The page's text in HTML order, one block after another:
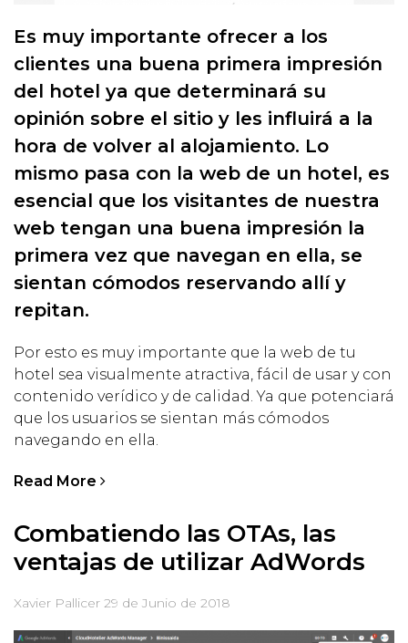
Es muy importante ofrecer a los
clientes una buena primera impresión
del hotel ya que determinará su
opinión sobre el sitio y les influirá a la
hora de volver al alojamiento. Lo
mismo pasa con la web de un hotel, es
esencial que los visitantes de nuestra
web tengan una buena impresión la
primera vez que navegan en ella, se
sientan cómodos reservando allí y
repitan.
Por esto es muy importante que la web de tu
hotel sea visualmente atractiva, fácil de usar y con
contenido verídico y de calidad. Ya que potenciará
que los usuarios se sientan más cómodos
navegando en ella.
Read More
Combatiendo las OTAs, las
ventajas de utilizar AdWords
Xavier Pallicer 29 de Junio de 2018